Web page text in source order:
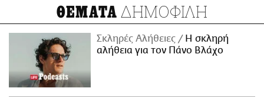
ΘΕΜΑΤΑ ΔΗΜΟΦΙΛΗ
Σκληρές Αλήθειες
H σκληρή
αλήθεια για τον Πάνο Βλάχο